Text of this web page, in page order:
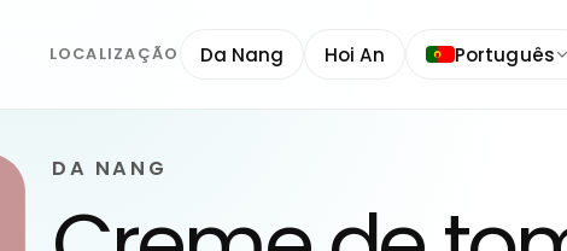
LOCALIZAÇÃO Da Nang Hoi An Português
DA NANG